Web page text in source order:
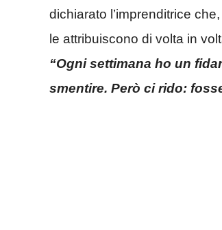
dichiarato l’imprenditrice
le attribuiscono di volta in
“Ogni settimana ho un
smentire. Però ci rido: